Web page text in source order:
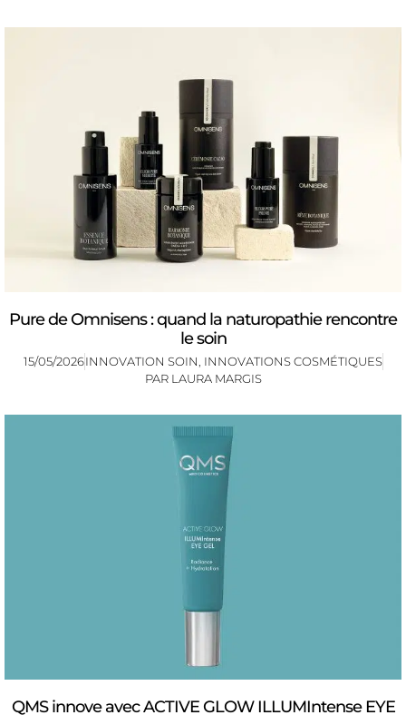
Pure de Omnisens : quand la naturopathie rencontre
le soin
15/05/2026INNOVATION SOIN INNOVATIONS COSMÉTIQUES
PAR LAURA MARGIS
QMS innove avec ACTIVE GLOW ILLUMIntense EYE